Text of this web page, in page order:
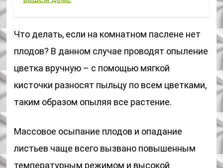
Что делать, если на комнатном паслене нет
плодов? В данном случае проводят опыление
цветка вручную – с помощью мягкой
кисточки разносят пыльцу по всем цветками,
таким образом опыляя все растение.
Массовое осыпание плодов и опадание
листьев чаще всего вызвано повышенным
температурным режимом и высокой